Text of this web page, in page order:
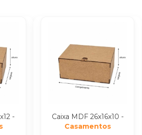
-
Caixa MDF 26x16x10 -
Casamentos